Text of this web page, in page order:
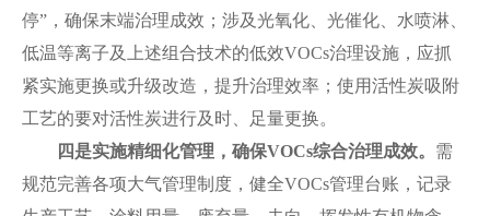
停”，确保末端治理成效；涉及光氧化、光催化、水喷淋、
低温等离子及上述组合技术的低效VOCs治理设施，应抓
紧实施更换或升级改造，提升治理效率；使用活性炭吸附
工艺的要对活性炭进行及时、足量更换。
四是实施精细化管理，确保VOCs综合治理成效。 需
规范完善各项大气管理制度，健全VOCs管理台账，记录